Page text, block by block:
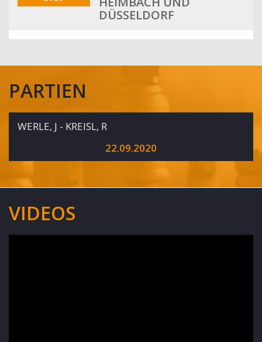
DÜSSELDORF
PARTIEN
WERLE, J - KREISL, R
22.09.2020
VIDEOS